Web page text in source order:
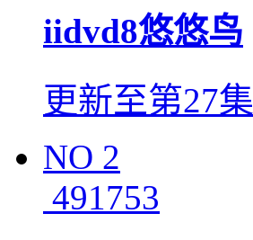
iidvd8悠悠鸟
更新至第27集
NO 2
491753